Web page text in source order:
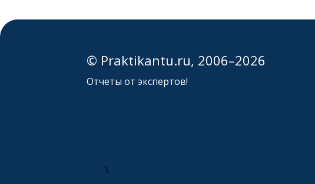
© Praktikantu.ru, 2006–2026
Отчеты от экспертов!
\